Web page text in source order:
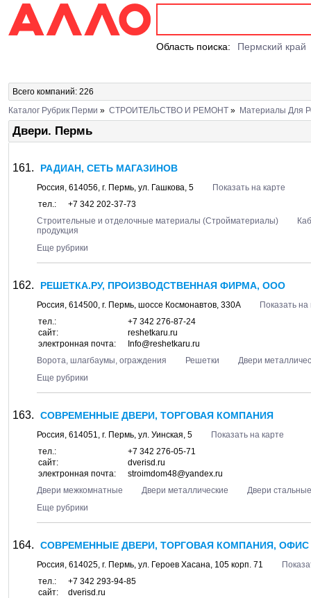
Область поиска: Пермский край
Всего компаний: 226
Каталог Рубрик Перми » СТРОИТЕЛЬСТВО И РЕМОНТ » Материалы Для
Двери. Пермь
РАДИАН, СЕТЬ МАГАЗИНОВ
Россия, 614056, г. Пермь, ул. Гашкова, 5
Показать на карте
тел.:
+7 342 202-37-73
Строительные и отделочные материалы (Стройматериалы)
продукция
Еще рубрики
РЕШЕТКА.РУ, ПРОИЗВОДСТВЕННАЯ ФИРМА, ООО
Россия, 614500, г. Пермь, шоссе Космонавтов, 330А
Показать на
тел.:
+7 342 276-87-24
сайт:
reshetkaru.ru
электронная почта:
Info@reshetkaru.ru
Ворота, шлагбаумы, ограждения
Решетки
Двери
Еще рубрики
СОВРЕМЕННЫЕ ДВЕРИ, ТОРГОВАЯ КОМПАНИЯ
Россия, 614051, г. Пермь, ул. Уинская, 5
Показать на карте
тел.:
+7 342 276-05-71
сайт:
dverisd.ru
электронная почта:
stroimdom48@yandex.ru
Двери межкомнатные
Двери металлические
Двери стальные
Еще рубрики
СОВРЕМЕННЫЕ ДВЕРИ, ТОРГОВАЯ КОМПАНИЯ, ОФИС
Россия, 614025, г. Пермь, ул. Героев Хасана, 105 корп. 71
тел.:
+7 342 293-94-85
сайт:
dverisd.ru